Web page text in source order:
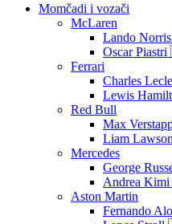
Momčadi i vozači
McLaren
Lando
Oscar
Ferrari
Charles
Lewis
Red Bull
Max
Liam
Mercedes
George
Andrea
Aston Martin
Fernando